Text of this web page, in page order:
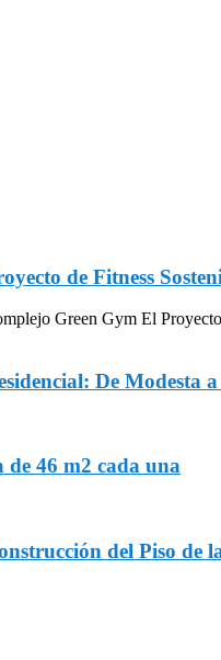
de Fitness
Green Gym El
De Modesta
46 m2 cada una
del Piso de